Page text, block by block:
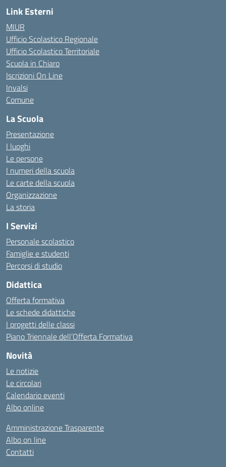
Link Esterni
MIUR
Ufficio Scolastico Regionale
Ufficio Scolastico Territoriale
Scuola in Chiaro
Iscrizioni On Line
Invalsi
Comune
La Scuola
Presentazione
I luoghi
Le persone
I numeri della scuola
Le carte della scuola
Organizzazione
La storia
I Servizi
Personale scolastico
Famiglie e studenti
Percorsi di studio
Didattica
Offerta formativa
Le schede didattiche
I progetti delle classi
Piano Triennale dell’Offerta Formativa
Novità
Le notizie
Le circolari
Calendario eventi
Albo online
Amministrazione Trasparente
Albo on line
Contatti